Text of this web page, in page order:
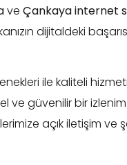
ve Çankaya internet
dijitaldeki
ile kaliteli
güvenilir bir izlenim
açık iletişim ve